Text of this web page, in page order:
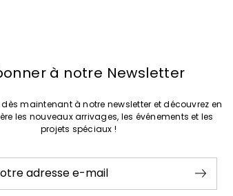
à notre Newsletter
maintenant à notre newsletter et découvrez en
les nouveaux arrivages, les événements et les
projets spéciaux !
adresse e-mail